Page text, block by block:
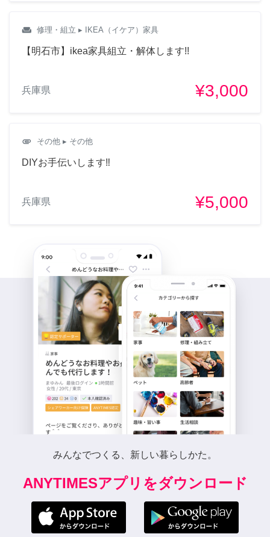
weekend 修理・組立 ▸ IKEA（イケア）家具
【明石市】ikea家具組立・解体します!!
兵庫県 ¥3,000
attachment その他 ▸ その他
DIYお手伝いします‼︎
兵庫県 ¥5,000
みんなでつくる、新しい暮らしかた。
ANYTIMESアプリをダウンロード